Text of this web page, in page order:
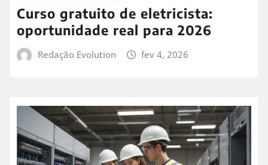
Curso gratuito de eletricista:
oportunidade real para 2026
Redação Evolution fev 4, 2026